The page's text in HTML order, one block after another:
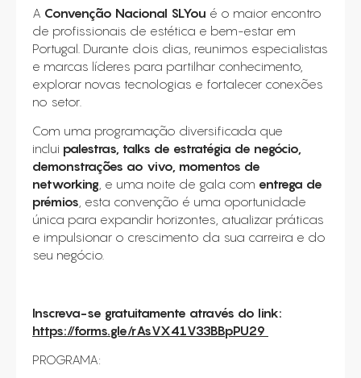
CONSUMÍVEIS
ASSISTÊNCIA TÉCNICA
CONTACTOS
A Convenção Nacional SLYou é o maior encontro
de profissionais de estética e bem-estar em
Portugal. Durante dois dias, reunimos especialistas
e marcas líderes para partilhar conhecimento,
explorar novas tecnologias e fortalecer conexões
no setor.
Com uma programação diversificada que
inclui palestras, talks de estratégia de negócio,
demonstrações ao vivo, momentos de
networking, e uma noite de gala com entrega de
prémios, esta convenção é uma oportunidade
única para expandir horizontes, atualizar práticas
e impulsionar o crescimento da sua carreira e do
seu negócio.
Inscreva-se gratuitamente através do link:
https://forms.gle/rAsVX41V33BBpPU29
PROGRAMA: